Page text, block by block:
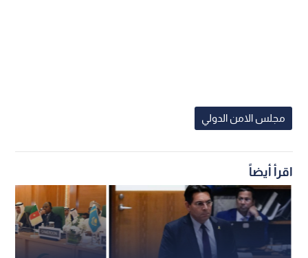
مجلس الامن الدولي
اقرأ أيضاً